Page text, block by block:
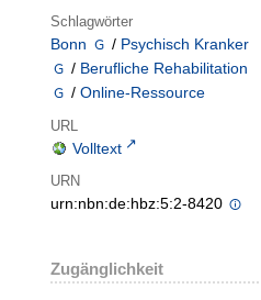
Schlagwörter
Bonn / Psychisch Kranker
/ Berufliche Rehabilitation
/ Online-Ressource
URL
Volltext
URN
urn:nbn:de:hbz:5:2-8420
Zugänglichkeit